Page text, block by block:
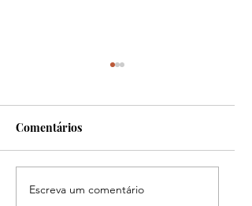
Benefícios do milho
Comentários
Escreva um comentário